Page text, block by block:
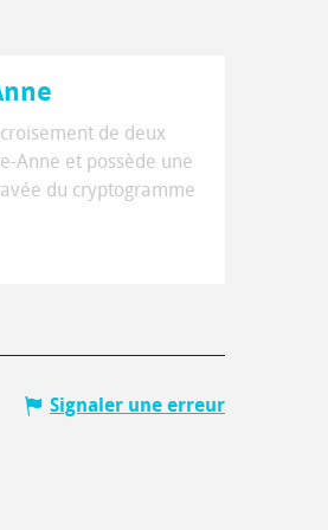
de deux
Anne et possède une
du cryptogramme
Signaler une erreur